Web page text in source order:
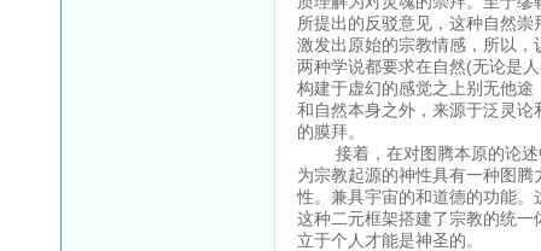
所提出的反驳意见，这种自然
激发出原始的宗教情感，所以
两种学说都要求在自然(无论是
构建于虚幻的感觉之上别无他
和自然本身之外，来源于泛灵
的膜拜。
接着，在对图腾本原的论述
为宗教起源的神性具有一种图
性。兼具宇宙的和道德的功能
这种二元框架搭建了宗教的统
立于个人才能是神圣的。